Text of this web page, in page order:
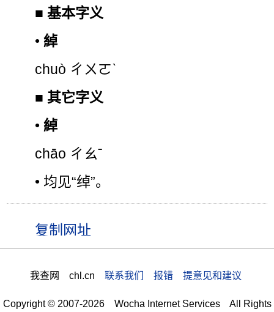
■基本字义
•綽
chuò ㄔㄨㄛˋ
■ 其它字义
•綽
chāo ㄔㄠˉ
• 均见“绰”。
我查网 chl.cn 联系我们 报错 提意见和建议
Copyright © 2007-2026 Wocha Internet Services All Rights